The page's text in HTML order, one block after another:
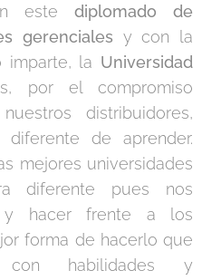
este diplomado de
gerenciales y con la
la Universidad
por el compromiso
distribuidores,
de aprender.
mejores universidades
diferente pues nos
y hacer frente a los
forma de hacerlo que
con habilidades y